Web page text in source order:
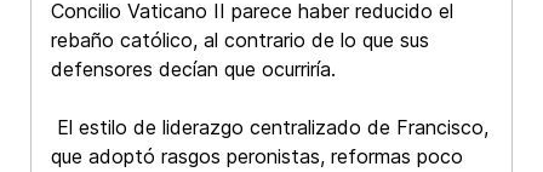
Concilio Vaticano II parece haber reducido el
rebaño católico, al contrario de lo que sus
defensores decían que ocurriría.
El estilo de liderazgo centralizado de Francisco,
que adoptó rasgos peronistas, reformas poco